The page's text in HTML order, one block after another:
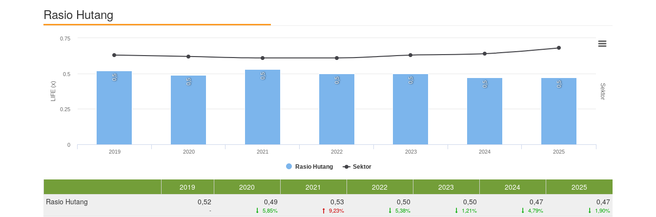
Rasio Hutang
LIFE (x) Sektor
0,5
0,5
0,5
0,5 0,5
0,5 0,5
Rasio Hutang Sektor
2019 2020 2021 2022 2023 2024 2025
0
0.25
0.5
0.75
2019 2020 2021 2022 2023 2024
2025
Rasio Hutang
0,52
-
0,49
5,85%
0,53
9,23%
0,50
5,38%
0,50
1,21%
0,47
4,79%
0,47
1,90%